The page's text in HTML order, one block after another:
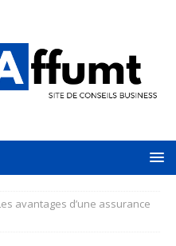
avantages d’une assurance